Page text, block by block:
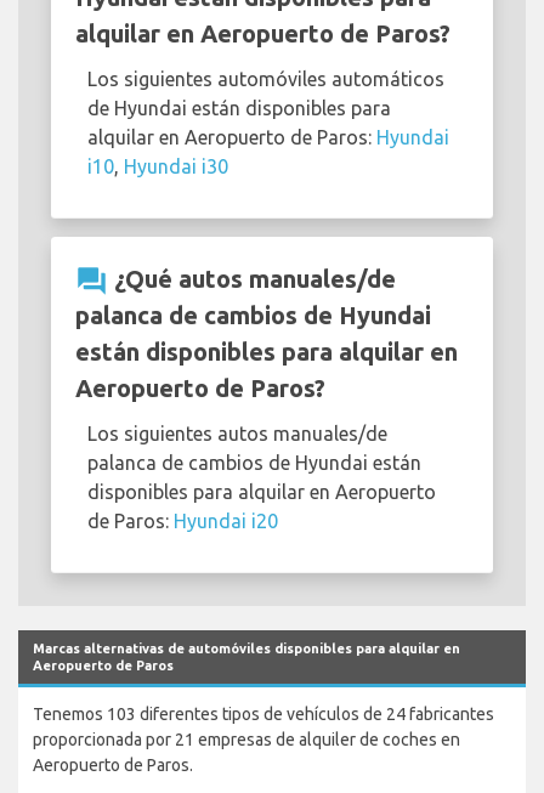
alquilar en Aeropuerto de Paros?
Los siguientes automóviles automáticos
de Hyundai están disponibles para
alquilar en Aeropuerto de Paros: Hyundai
i10, Hyundai i30
question_answer ¿Qué autos manuales/de
palanca de cambios de Hyundai
están disponibles para alquilar en
Aeropuerto de Paros?
Los siguientes autos manuales/de
palanca de cambios de Hyundai están
disponibles para alquilar en Aeropuerto
de Paros: Hyundai i20
Marcas alternativas de automóviles disponibles para alquilar en
Aeropuerto de Paros
Tenemos 103 diferentes tipos de vehículos de 24 fabricantes
proporcionada por 21 empresas de alquiler de coches en
Aeropuerto de Paros.